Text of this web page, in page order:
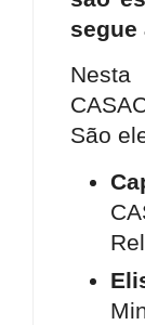
São